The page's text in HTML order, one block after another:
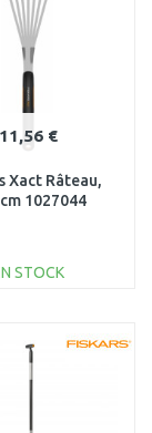
11,56 €
Xact Râteau,
1027044
STOCK
comparatif